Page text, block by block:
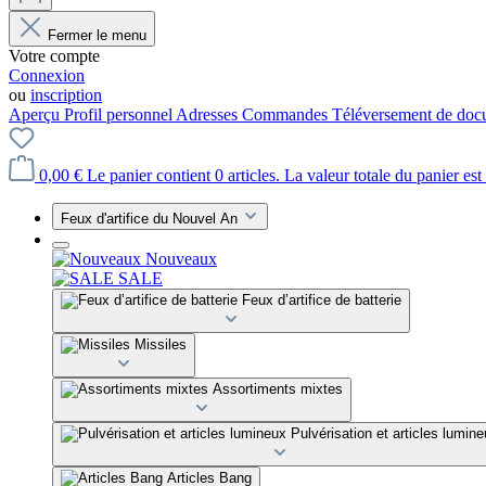
Fermer le menu
Votre compte
Connexion
ou inscription
Aperçu Profil personnel Adresses Commandes Téléversement de
0,00 € Le panier contient 0 articles. La valeur totale du panier est
Feux d'artifice du Nouvel An
Nouveaux
SALE
Feux d’artifice de batterie
Missiles
Assortiments mixtes
Pulvérisation et articles
Articles Bang